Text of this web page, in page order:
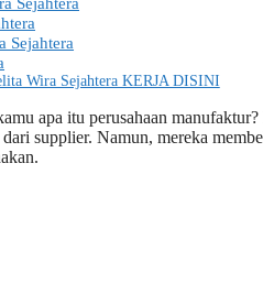
Sejahtera
Wira Sejahtera KERJA DISINI
apa itu perusahaan
supplier. Namun, mereka